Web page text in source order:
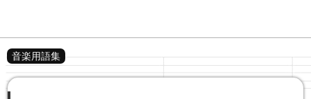
音楽用語集